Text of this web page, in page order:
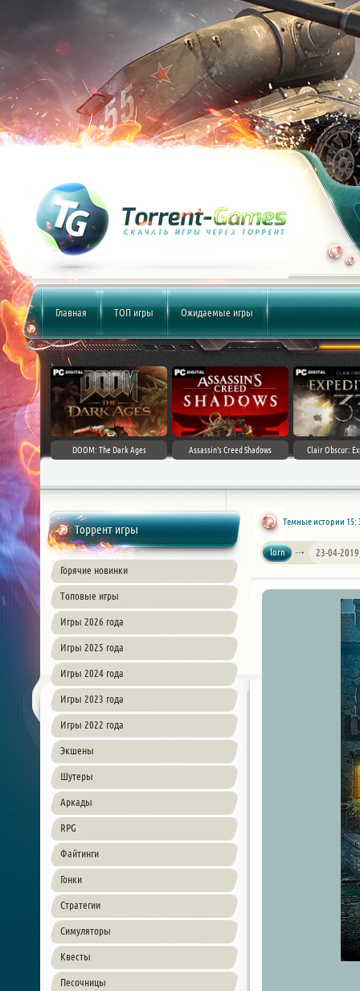
Главная ТОП игры Ожидаемые игры
DOOM: The Dark Ages Assassin's Creed Shadows Clair Obscur:
Торрент игры
Горячие новинки
Топовые игры
Игры 2026 года
Игры 2025 года
Игры 2024 года
Игры 2023 года
Игры 2022 года
Экшены
Шутеры
Аркады
RPG
Файтинги
Гонки
Стратегии
Симуляторы
Квесты
Песочницы
Темные истории 15:
lorn 23-04-